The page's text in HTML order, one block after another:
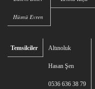
Hüsnü Evren
Temsilciler Altınoluk
Hasan Şen
0536 636 38 79